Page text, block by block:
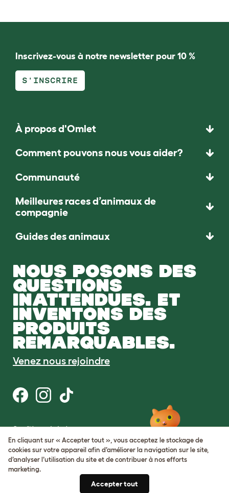
Inscrivez-vous à notre newsletter pour 10 %
S'INSCRIRE
À propos d'Omlet
Comment pouvons nous vous aider?
Communauté
Meilleures races d’animaux de
compagnie
Guides des animaux
NOUS POSONS DES
QUESTIONS
INATTENDUES. ET
INVENTONS DES
PRODUITS
REMARQUABLES.
Venez nous rejoindre
Conditions générales
Protection de la vie privée et cookies
Cookie Settings
Plan du site
Numéro de TVA: FR34839369105
En cliquant sur « Accepter tout », vous acceptez le stockage de
cookies sur votre appareil afin d’améliorer la navigation sur le site,
d’analyser l’utilisation du site et de contribuer à nos efforts
marketing.
Accepter tout